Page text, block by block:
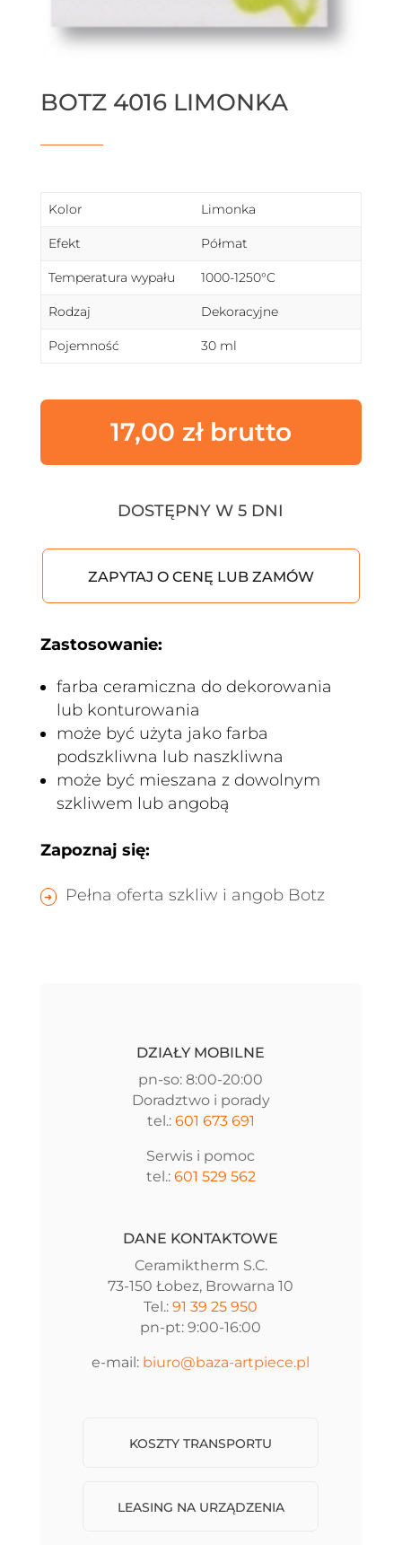
BOTZ 4016 LIMONKA
Kolor Limonka
Efekt Półmat
Temperatura wypału 1000-1250°C
Rodzaj Dekoracyjne
Pojemność 30 ml
17,00 zł
DOSTĘPNY W 5 DNI
ZAPYTAJ O CENĘ LUB ZAMÓW
Zastosowanie:
farba ceramiczna do dekorowania
lub konturowania
może być użyta jako farba
podszkliwna lub naszkliwna
może być mieszana z dowolnym
szkliwem lub angobą
Zapoznaj się:
Pełna oferta szkliw i angob Botz
DZIAŁY MOBILNE
pn-so: 8:00-20:00
Doradztwo i porady
tel.: 601 673 691
Serwis i pomoc
tel.: 601 529 562
DANE KONTAKTOWE
Ceramiktherm S.C.
73-150 Łobez, Browarna 10
Tel.:91 39 25 950
pn-pt: 9:00-16:00
e-mail: biuro@baza-artpiece.pl
KOSZTY TRANSPORTU
LEASING NA URZĄDZENIA